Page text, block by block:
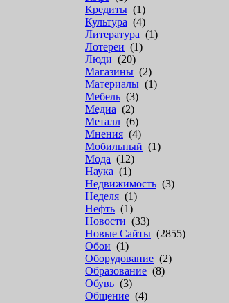
Кредиты (1)
Культура (4)
Литература (1)
Лотереи (1)
Люди (20)
Магазины (2)
Материалы (1)
Мебель (3)
Медиа (2)
Металл (6)
Мнения (4)
Мобильный (1)
Мода (12)
Наука (1)
Недвижимость (3)
Неделя (1)
Нефть (1)
Новости (33)
Новые Сайты (2855)
Обои (1)
Оборудование (2)
Образование (8)
Обувь (3)
Общение (4)